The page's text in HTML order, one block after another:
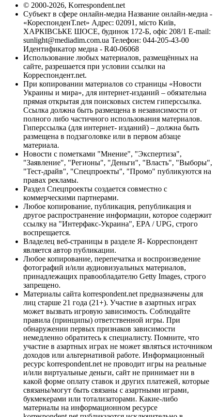
© 2000-2026, Korrespondent.net
Субъект в сфере онлайн-медиа Название онлайн-медиа -
«КореспонденТ.net» Адрес: 02091, місто Київ,
ХАРКІВСЬКЕ ШОСЕ, будинок 172-Б, офіс 208/1 E-mail:
sunlight@mediadim.com.ua Телефон: 044-205-43-00
Идентификатор медиа - R40-06068
Использование любых материалов, размещённых на
сайте, разрешается при условии ссылки на
Корреспондент.net.
При копировании материалов со страницы «Новости
Украины и мира», для интернет-изданий – обязательна
прямая открытая для поисковых систем гиперссылка.
Ссылка должна быть размещена в независимости от
полного либо частичного использования материалов.
Гиперссылка (для интернет- изданий) – должна быть
размещена в подзаголовке или в первом абзаце
материала.
Новости с пометками "Мнение", "Экспертиза",
"Заявление", "Регионы", "Деньги", "Власть", "Выборы",
"Тест-драйв", "Спецпроекты", "Промо" публикуются на
правах рекламы.
Раздел Спецпроекты создается совместно с
коммерческими партнерами.
Любое копирование, публикация, републикация и
другое распространение информации, которое содержит
ссылку на "Интерфакс-Украина", EPA / UPG, строго
воспрещается.
Владелец веб-страницы в разделе Я- Корреспондент
является автор публикации.
Любое копирование, перепечатка и воспроизведение
фотографий и/или аудиовизуальных материалов,
принадлежащих правообладателю Getty Images, строго
запрещено.
Материалы сайта korrespondent.net предназначены для
лиц старше 21 года (21+). Участие в азартных играх
может вызвать игровую зависимость. Соблюдайте
правила (принципы) ответственной игры. При
обнаружении первых признаков зависимости
немедленно обратитесь к специалисту. Помните, что
участие в азартных играх не может являться источником
доходов или альтернативой работе. Информационный
ресурс korrespondent.net не проводит игры на реальные
и/или виртуальные деньги, сайт не принимает ни в
какой форме оплату ставок и других платежей, которые
связаны/могут быть связаны с азартными играми,
букмекерами или тотализаторами. Какие-либо
материалы на информационном ресурсе